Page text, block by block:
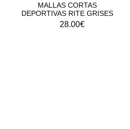
MALLAS CORTAS
DEPORTIVAS RITE GRISES
28.00€